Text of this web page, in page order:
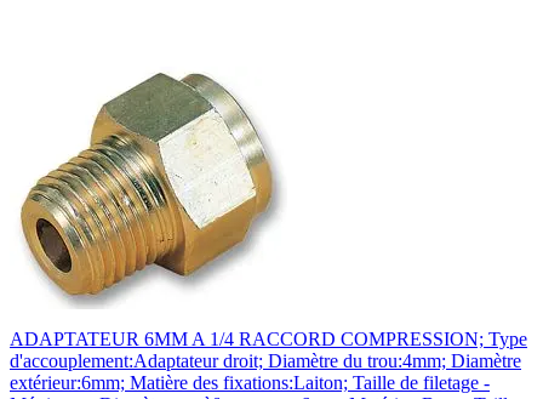
ADAPTATEUR 6MM A 1/4 RACCORD COMPRESSION; Type
d'accouplement:Adaptateur droit; Diamètre du trou:4mm; Diamètre
extérieur:6mm; Matière des fixations:Laiton; Taille de filetage -